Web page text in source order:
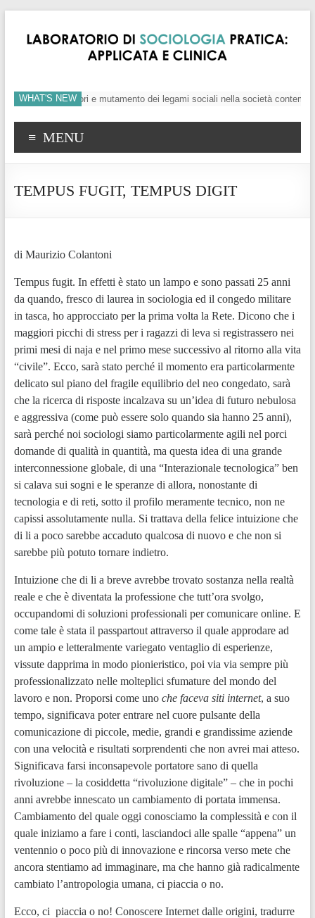
WHAT'S NEW
crisi dei valori e mutamento dei legami sociali nella società
MENU
TEMPUS FUGIT, TEMPUS DIGIT
di Maurizio Colantoni
Tempus fugit. In effetti è stato un lampo e sono passati 25 anni
da quando, fresco di laurea in sociologia ed il congedo militare
in tasca, ho approcciato per la prima volta la Rete. Dicono che i
maggiori picchi di stress per i ragazzi di leva si registrassero nei
primi mesi di naja e nel primo mese successivo al ritorno alla vita
“civile”. Ecco, sarà stato perché il momento era particolarmente
delicato sul piano del fragile equilibrio del neo congedato, sarà
che la ricerca di risposte incalzava su un’idea di futuro nebulosa
e aggressiva (come può essere solo quando sia hanno 25 anni),
sarà perché noi sociologi siamo particolarmente agili nel porci
domande di qualità in quantità, ma questa idea di una grande
interconnessione globale, di una “Interazionale tecnologica” ben
si calava sui sogni e le speranze di allora, nonostante di
tecnologia e di reti, sotto il profilo meramente tecnico, non ne
capissi assolutamente nulla. Si trattava della felice intuizione che
di li a poco sarebbe accaduto qualcosa di nuovo e che non si
sarebbe più potuto tornare indietro.
Intuizione che di li a breve avrebbe trovato sostanza nella realtà
reale e che è diventata la professione che tutt’ora svolgo,
occupandomi di soluzioni professionali per comunicare online. E
come tale è stata il passpartout attraverso il quale approdare ad
un ampio e letteralmente variegato ventaglio di esperienze,
vissute dapprima in modo pionieristico, poi via via sempre più
professionalizzato nelle molteplici sfumature del mondo del
lavoro e non. Proporsi come uno che faceva siti internet, a suo
tempo, significava poter entrare nel cuore pulsante della
comunicazione di piccole, medie, grandi e grandissime aziende
con una velocità e risultati sorprendenti che non avrei mai atteso.
Significava farsi inconsapevole portatore sano di quella
rivoluzione – la cosiddetta “rivoluzione digitale” – che in pochi
anni avrebbe innescato un cambiamento di portata immensa.
Cambiamento del quale oggi conosciamo la complessità e con il
quale iniziamo a fare i conti, lasciandoci alle spalle “appena” un
ventennio o poco più di innovazione e rincorsa verso mete che
ancora stentiamo ad immaginare, ma che hanno già radicalmente
cambiato l’antropologia umana, ci piaccia o no.
Ecco, ci piaccia o no! Conoscere Internet dalle origini, tradurre